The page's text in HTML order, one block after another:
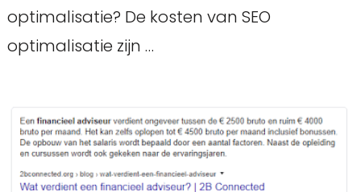
optimalisatie? De kosten van SEO
optimalisatie zijn …